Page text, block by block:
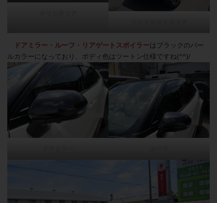
ドアミラー ・ ルーフ ・ リアゲートスポイラーはブラックのパー
ルカラーになっており、ボディ色はツートン仕様ですね(^^)/